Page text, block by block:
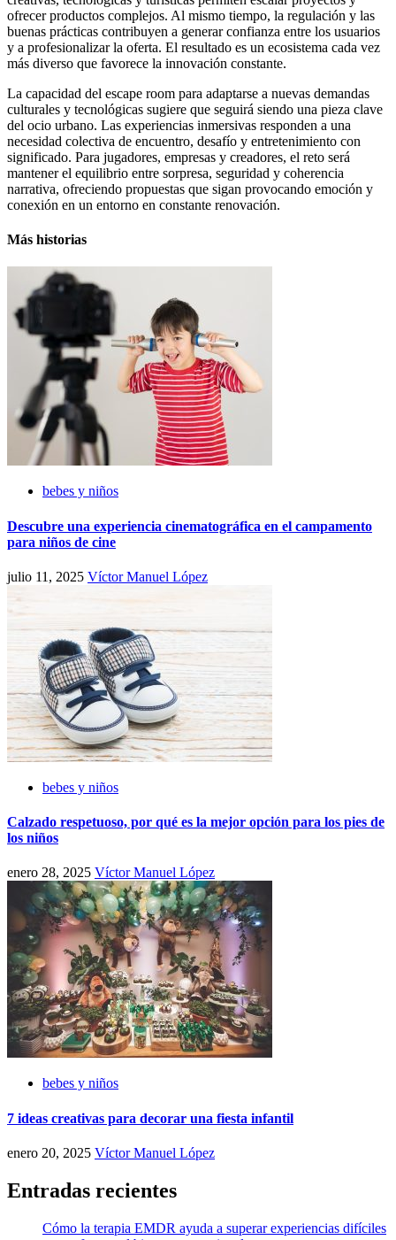
ofrecer productos complejos. Al mismo tiempo, la regulación y las
buenas prácticas contribuyen a generar confianza entre los usuarios
y a profesionalizar la oferta. El resultado es un ecosistema cada vez
más diverso que favorece la innovación constante.
La capacidad del escape room para adaptarse a nuevas demandas
culturales y tecnológicas sugiere que seguirá siendo una pieza clave
del ocio urbano. Las experiencias inmersivas responden a una
necesidad colectiva de encuentro, desafío y entretenimiento con
significado. Para jugadores, empresas y creadores, el reto será
mantener el equilibrio entre sorpresa, seguridad y coherencia
narrativa, ofreciendo propuestas que sigan provocando emoción y
conexión en un entorno en constante renovación.
Más historias
bebes y niños
Descubre una experiencia cinematográfica en el campamento
para niños de cine
julio 11, 2025 Víctor Manuel López
bebes y niños
Calzado respetuoso, por qué es la mejor opción para los pies de
los niños
enero 28, 2025 Víctor Manuel López
bebes y niños
7 ideas creativas para decorar una fiesta infantil
enero 20, 2025 Víctor Manuel López
Entradas recientes
Cómo la terapia EMDR ayuda a superar experiencias difíciles